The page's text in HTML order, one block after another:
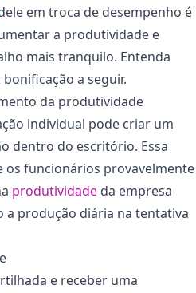
em troca de desempenho é
a produtividade e
mais tranquilo. Entenda
a seguir.
da produtividade
individual pode criar um
dentro do escritório. Essa
os funcionários provavelmente
produtividade da empresa
a produção diária na tentativa
e receber uma